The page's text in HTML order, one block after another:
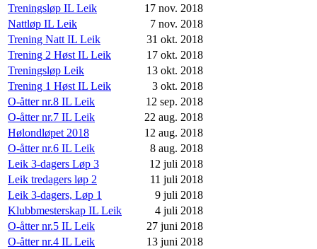
Treningsløp IL Leik
17 nov. 2018
Nattløp IL Leik
7 nov. 2018
Trening Natt IL Leik
31 okt. 2018
Trening 2 Høst IL Leik
17 okt. 2018
Treningsløp Leik
13 okt. 2018
Trening 1 Høst IL Leik
3 okt. 2018
O-åtter nr.8 IL Leik
12 sep. 2018
O-åtter nr.7 IL Leik
22 aug. 2018
Hølondløpet 2018
12 aug. 2018
O-åtter nr.6 IL Leik
8 aug. 2018
Leik 3-dagers Løp 3
12 juli 2018
Leik tredagers løp 2
11 juli 2018
Leik 3-dagers, Løp 1
9 juli 2018
Klubbmesterskap IL Leik
4 juli 2018
O-åtter nr.5 IL Leik
27 juni 2018
O-åtter nr.4 IL Leik
13 juni 2018